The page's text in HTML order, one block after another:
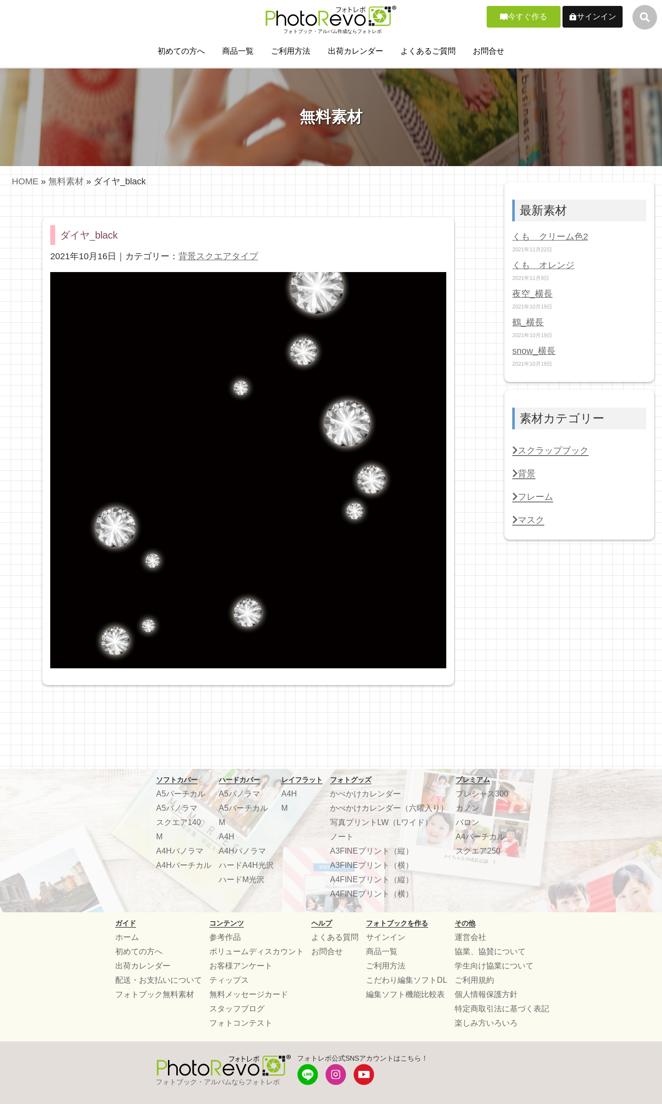
フォトブック・アルバム作成ならフォトレボ
今すぐ作る サインイン
初めての方へ 商品一覧 ご利用方法 出荷カレンダー よくあるご質問 お問合せ
無料素材
HOME » 無料素材 » ダイヤ_black
ダイヤ_black
2021年10月16日｜カテゴリー： 背景スクエアタイプ
最新素材
くも クリーム色2
2021年11月22日
くも オレンジ
2021年11月9日
夜空_横長
2021年10月19日
鶴_横長
2021年10月19日
snow_横長
2021年10月19日
素材カテゴリー
スクラップブック
背景
フレーム
マスク
ソフトカバー
A5バーチカル
A5パノラマ
スクエア140
M
A4Hパノラマ
A4Hバーチカル
ハードカバー
A5パノラマ
A5バーチカル
M
A4H
A4Hパノラマ
ハードA4H光沢
ハードM光沢
レイフラット
A4H
M
フォトグッズ
かべかけカレンダー
かべかけカレンダー（六曜入り）
写真プリントLW（Lワイド）
ノート
A3FINEプリント（縦）
A3FINEプリント（横）
A4FINEプリント（縦）
A4FINEプリント（横）
プレミアム
プレシャス300
カノン
バロン
A4バーチカル
スクエア250
ガイド
ホーム
初めての方へ
出荷カレンダー
配送・お支払いについて
フォトブック無料素材
コンテンツ
参考作品
ボリュームディスカウント
お客様アンケート
ティップス
無料メッセージカード
スタッフブログ
フォトコンテスト
ヘルプ
よくある質問
お問合せ
フォトブックを作る
サインイン
商品一覧
ご利用方法
こだわり編集ソフトDL
編集ソフト機能比較表
その他
運営会社
協業、協賛について
学生向け協業について
ご利用規約
個人情報保護方針
特定商取引法に基づく表記
楽しみ方いろいろ
フォトブック・アルバムならフォトレボ
フォトレボ公式SNSアカウントはこちら！